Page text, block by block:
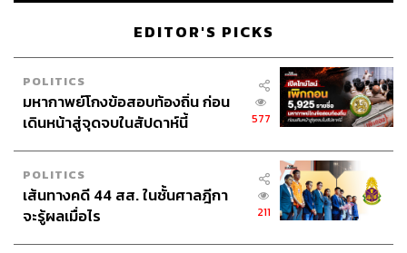
EDITOR'S PICKS
POLITICS
มหากาพย์โกงข้อสอบท้องถิ่น ก่อน
เดินหน้าสู่จุดจบในสัปดาห์นี้
577
POLITICS
เส้นทางคดี 44 สส. ในชั้นศาลฎีกา
จะรู้ผลเมื่อไร
211